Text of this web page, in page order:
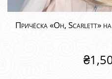
Причёска «Oh, Scarlett»
₴